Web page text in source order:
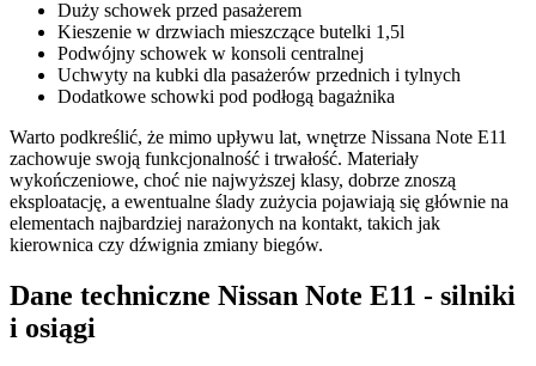
Duży schowek przed pasażerem
Kieszenie w drzwiach mieszczące butelki 1,5l
Podwójny schowek w konsoli centralnej
Uchwyty na kubki dla pasażerów przednich i tylnych
Dodatkowe schowki pod podłogą bagażnika
Warto podkreślić, że mimo upływu lat, wnętrze Nissana Note E11
zachowuje swoją funkcjonalność i trwałość. Materiały
wykończeniowe, choć nie najwyższej klasy, dobrze znoszą
eksploatację, a ewentualne ślady zużycia pojawiają się głównie na
elementach najbardziej narażonych na kontakt, takich jak
kierownica czy dźwignia zmiany biegów.
Dane techniczne Nissan Note E11 - silniki
i osiągi